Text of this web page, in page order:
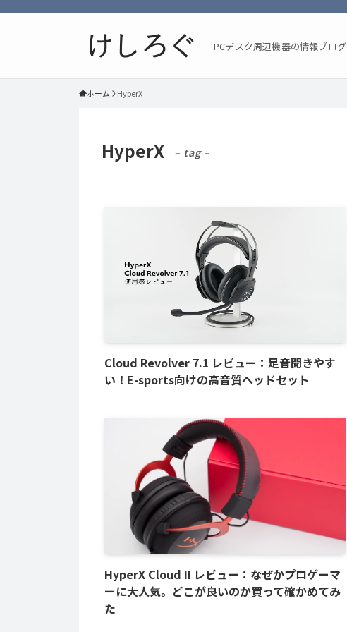
PCデスク周辺機器の情報ブログ
ホーム HyperX
HyperX – tag –
Cloud Revolver 7.1 レビュー：足音聞きやす
い！E-sports向けの高音質ヘッドセット
HyperX Cloud II レビュー：なぜかプロゲーマ
ーに大人気。どこが良いのか買って確かめてみ
た